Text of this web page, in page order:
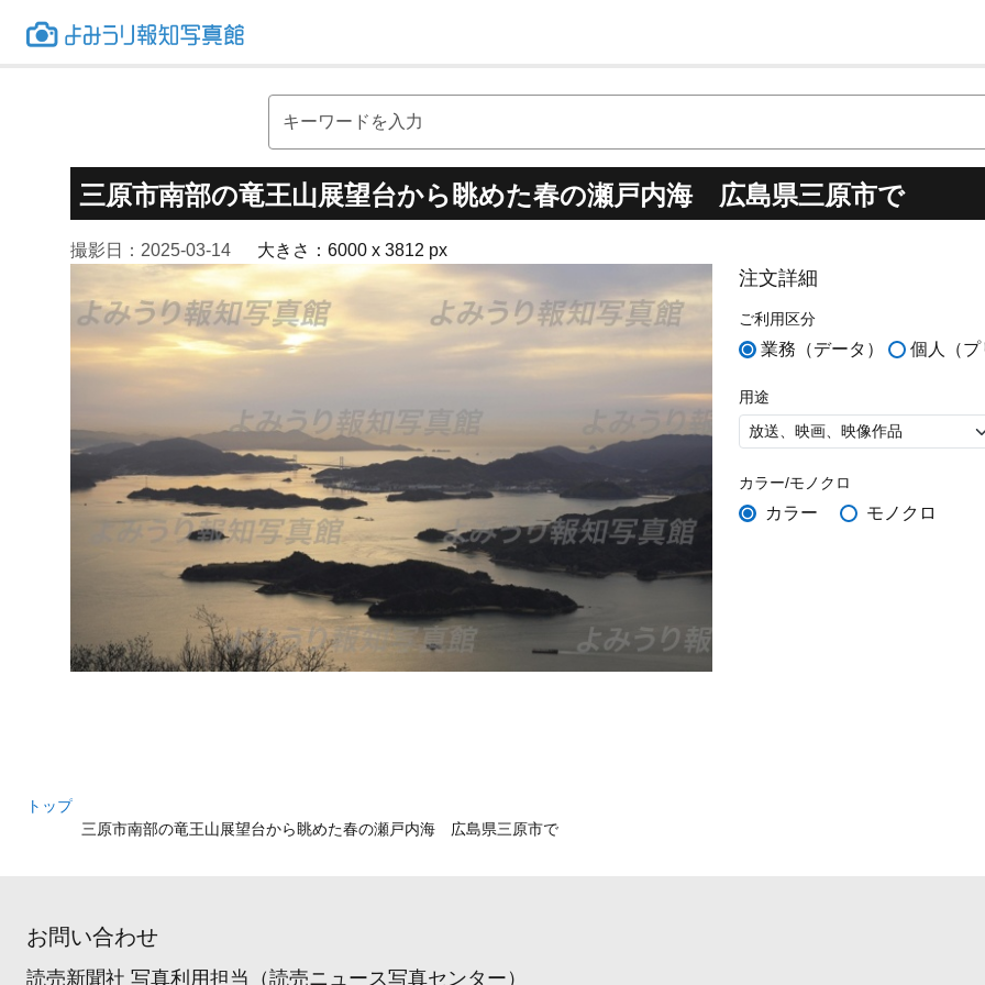
三原市南部の竜王山展望台から眺めた春の瀬戸内海 広島県三原市で
撮影日：2025-03-14 大きさ：6000 x 3812 px
注文詳細
ご利用区分
業務（データ） 個人（プ
用途
カラー/モノクロ
カラー モノクロ
トップ
三原市南部の竜王山展望台から眺めた春の瀬戸内海 広島県三原市で
お問い合わせ
読売新聞社 写真利用担当（読売ニュース写真センター）